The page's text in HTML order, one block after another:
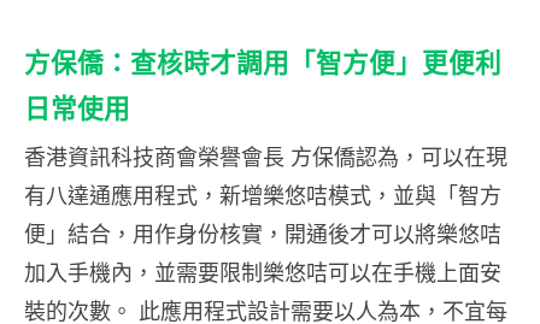
方保僑：查核時才調用「智方便」更便利
日常使用
香港資訊科技商會榮譽會長 方保僑認為，可以在現
有八達通應用程式，新增樂悠咭模式，並與「智方
便」結合，用作身份核實，開通後才可以將樂悠咭
加入手機內，並需要限制樂悠咭可以在手機上面安
裝的次數。 此應用程式設計需要以人為本，不宜每